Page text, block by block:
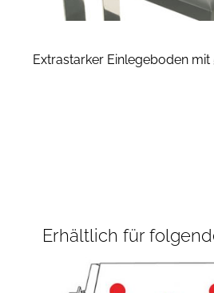
Extrastarker Einlegeboden
Erhältlich für